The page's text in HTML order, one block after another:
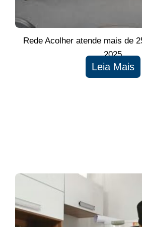
Rede Acolher atende mais de
2025
Leia Mais